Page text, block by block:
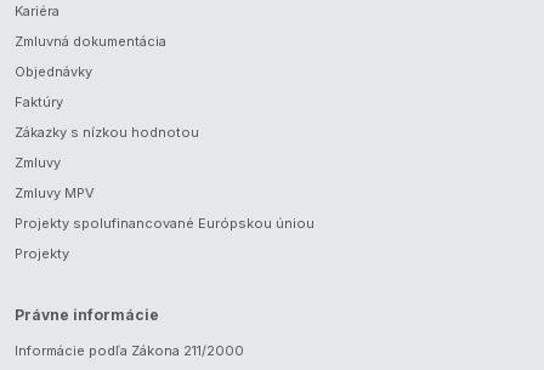
Kariéra
Zmluvná dokumentácia
Objednávky
Faktúry
Zákazky s nízkou hodnotou
Zmluvy
Zmluvy MPV
Projekty spolufinancované Európskou úniou
Projekty
Právne informácie
Informácie podľa Zákona 211/2000